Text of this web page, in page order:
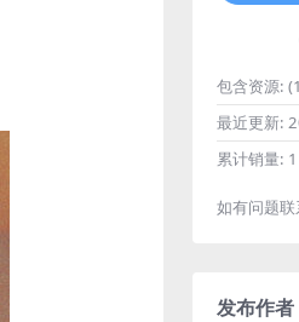
包含资源:
最近更新:
累计销量: 1
如有问题
发布作者